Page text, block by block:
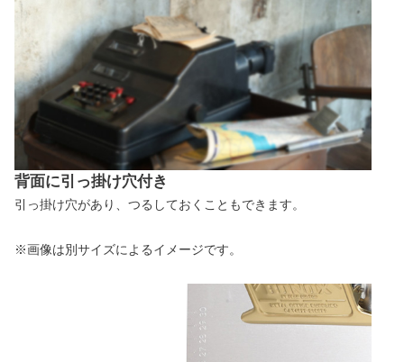
背面に引っ掛け穴付き
引っ掛け穴があり、つるしておくこともできます。
※画像は別サイズによるイメージです。